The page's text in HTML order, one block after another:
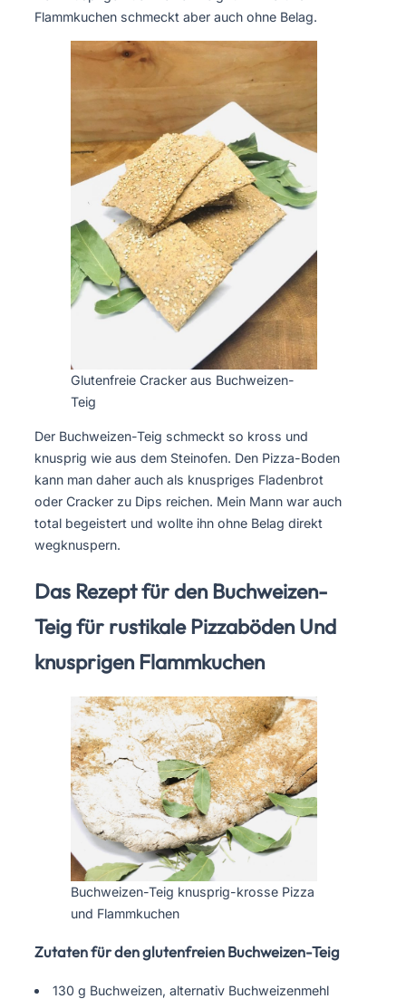
Flammkuchen schmeckt aber auch ohne Belag.
Glutenfreie Cracker aus Buchweizen-
Teig
Der Buchweizen-Teig schmeckt so kross und
knusprig wie aus dem Steinofen. Den Pizza-Boden
kann man daher auch als knuspriges Fladenbrot
oder Cracker zu Dips reichen. Mein Mann war auch
total begeistert und wollte ihn ohne Belag direkt
wegknuspern.
Das Rezept für den Buchweizen-
Teig für rustikale Pizzaböden Und
knusprigen Flammkuchen
Buchweizen-Teig knusprig-krosse Pizza
und Flammkuchen
Zutaten für den glutenfreien Buchweizen-Teig
130 g Buchweizen, alternativ Buchweizenmehl